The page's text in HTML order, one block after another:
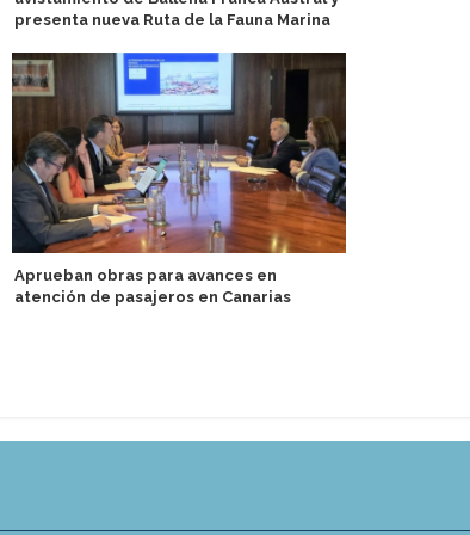
presenta nueva Ruta de la Fauna Marina
Aprueban obras para avances en
atención de pasajeros en Canarias